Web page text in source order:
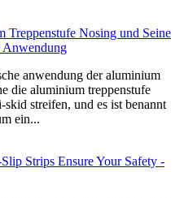
Nosing und Seine
Anwendung
anwendung der aluminium
die aluminium treppenstufe
streifen, und es ist benannt
ein...
Strips Ensure Your Safety -